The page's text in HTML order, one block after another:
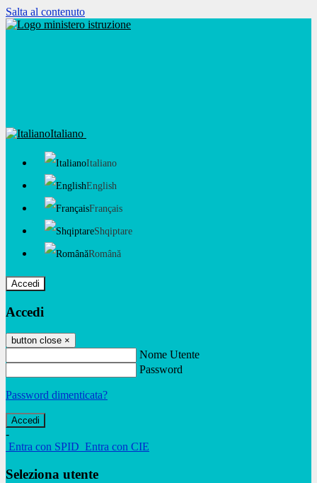
Salta al contenuto
Italiano
Italiano
English
Français
Shqiptare
Română
Accedi
Accedi
button close ×
Nome Utente
Password
Password dimenticata?
-
Entra con SPID Entra con CIE
Seleziona utente